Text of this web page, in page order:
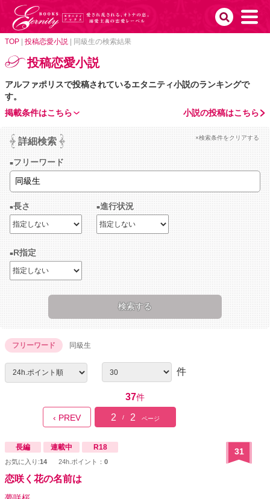
TOP 投稿恋愛小説 同級生の検索結果
投稿恋愛小説
アルファポリスで投稿されているエタニティ小説のランキングで
す。
小説の投稿はこちら
掲載条件はこちら
詳細検索 ×検索条件をクリアする
フリーワード
長さ 進行状況
R指定
フリーワード 同級生
件
37件
‹ PREV 2 / 2 ページ
長編 連載中 R18
お気に入り:14 24h.ポイント： 0
31
恋咲く花の名前は